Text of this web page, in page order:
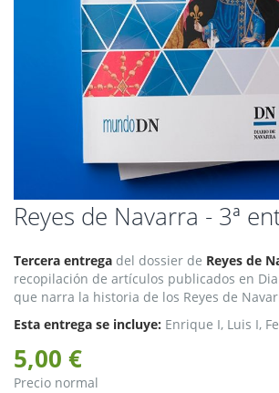
Reyes de Navarra - 3ª
Tercera entrega del dossier de Reyes de
recopilación de artículos publicados en
que narra la historia de los Reyes de
Esta entrega se incluye: Enrique I, Luis I,
5,00 €
Precio normal
Saltar
al
de
la
galería
de